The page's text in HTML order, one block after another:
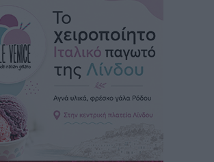
3 ώρες
Ποιοι πρέπει να τις αλλάξουν άμεσα
ώρες
η Μαρία Βλάχου
3 ώρες